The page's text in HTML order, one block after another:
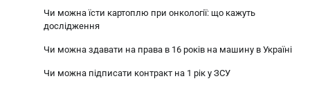
Чи можна їсти картоплю при онкології: що кажуть
дослідження
Чи можна здавати на права в 16 років на машину в Україні
Чи можна підписати контракт на 1 рік у ЗСУ